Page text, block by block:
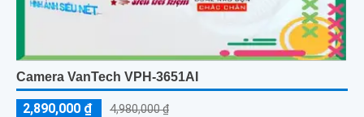
Camera VanTech VPH-3651AI
2,890,000 ₫ 4,980,000 ₫